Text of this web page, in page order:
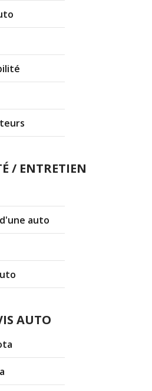
/ ENTRETIEN
auto
AUTO